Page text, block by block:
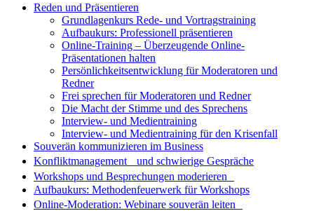
Reden und Präsentieren
Grundlagenkurs Rede- und Vortragstraining
Aufbaukurs: Professionell präsentieren
Online-Training – Überzeugende Online-
Präsentationen halten
Persönlichkeitsentwicklung für Moderatoren und
Redner
Frei sprechen für Moderatoren und Redner
Die Macht der Stimme und des Sprechens
Interview- und Medientraining
Interview- und Medientraining für den Krisenfall
Souverän kommunizieren im Business
Konfliktmanagement und schwierige Gespräche
Workshops und Besprechungen moderieren
Aufbaukurs: Methodenfeuerwerk für Workshops
Online-Moderation: Webinare souverän leiten